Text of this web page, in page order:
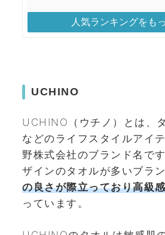
人気ランキングをも
UCHINO
UCHINO（ウチノ）とは、
などのライフスタイルアイ
野株式会社のブランド名で
ザインのタオルが多いブラン
の良さが際立っており高級
っています。